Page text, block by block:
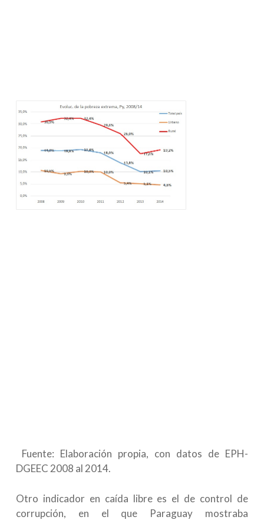
Fuente: Elaboración propia, con datos de EPH-
DGEEC 2008 al 2014.
Otro indicador en caída libre es el de control de
corrupción, en el que Paraguay mostraba